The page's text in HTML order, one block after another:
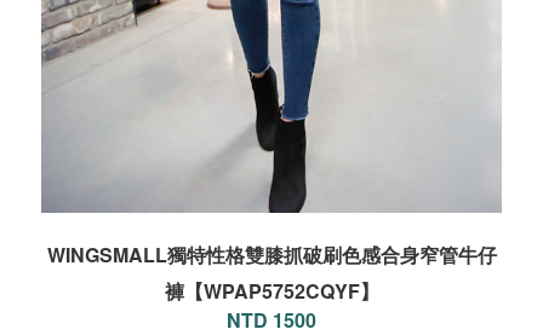
WINGSMALL獨特性格雙膝抓破刷色感合身窄管牛仔
褲【WPAP5752CQYF】
NTD 1500